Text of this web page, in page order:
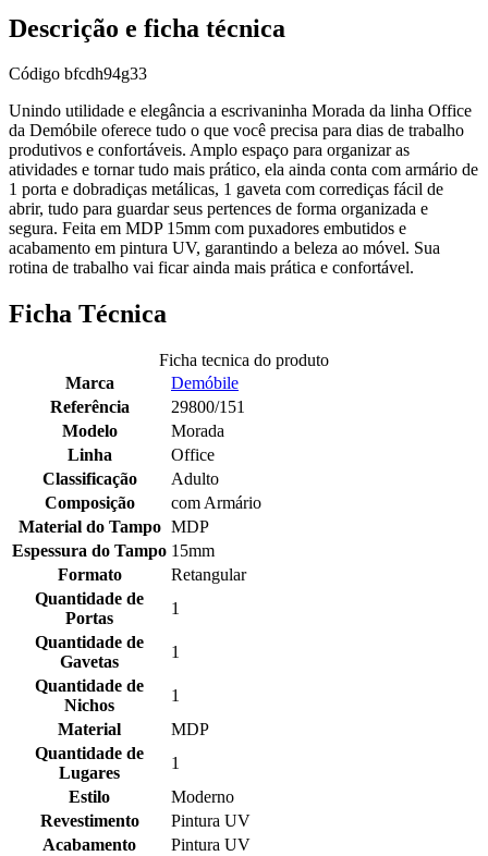
Descrição e ficha técnica
Código bfcdh94g33
Unindo utilidade e elegância a escrivaninha Morada da linha Office
da Demóbile oferece tudo o que você precisa para dias de trabalho
produtivos e confortáveis. Amplo espaço para organizar as
atividades e tornar tudo mais prático, ela ainda conta com armário de
1 porta e dobradiças metálicas, 1 gaveta com corrediças fácil de
abrir, tudo para guardar seus pertences de forma organizada e
segura. Feita em MDP 15mm com puxadores embutidos e
acabamento em pintura UV, garantindo a beleza ao móvel. Sua
rotina de trabalho vai ficar ainda mais prática e confortável.
Ficha Técnica
Ficha tecnica do produto
Marca
Demóbile
Referência
29800/151
Modelo
Morada
Linha
Office
Classificação
Adulto
Composição
com Armário
Material do Tampo MDP
Espessura do Tampo 15mm
Formato
Retangular
Quantidade de
Portas
1
Quantidade de
Gavetas
1
Quantidade de
Nichos
1
Material
MDP
Quantidade de
Lugares
1
Estilo
Moderno
Revestimento
Pintura UV
Acabamento
Pintura UV